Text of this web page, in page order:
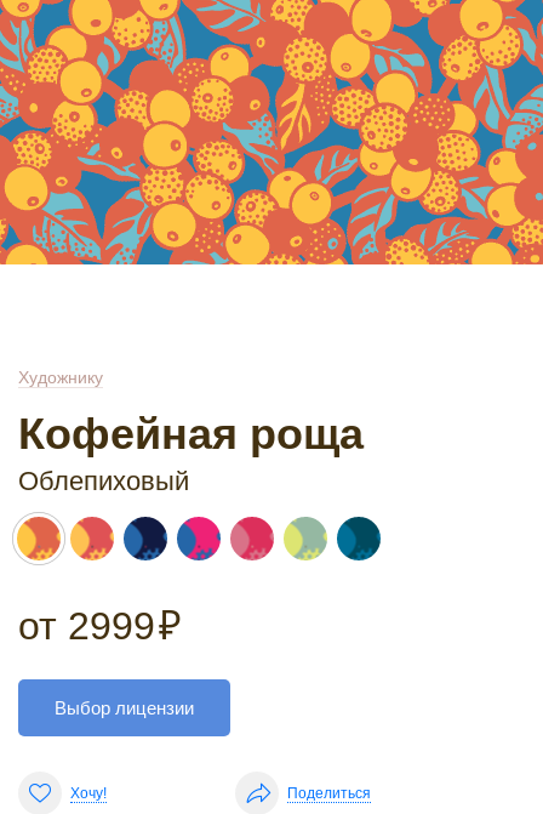
Художнику
Кофейная роща
Облепиховый
от 2999₽
Выбор лицензии
Хочу! Поделиться